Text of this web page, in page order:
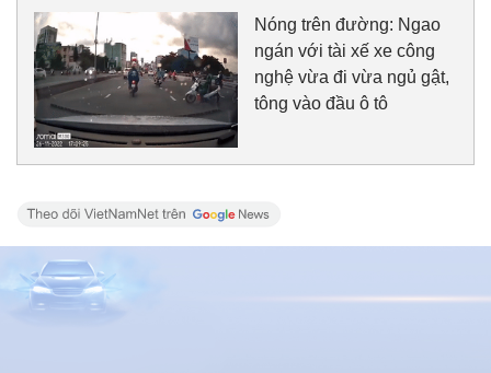
Nóng trên đường: Ngao
ngán với tài xế xe công
nghệ vừa đi vừa ngủ gật,
tông vào đầu ô tô